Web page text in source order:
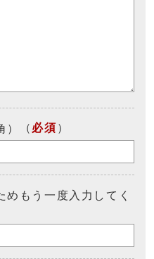
（ 必須 ）
めもう一度入力してく